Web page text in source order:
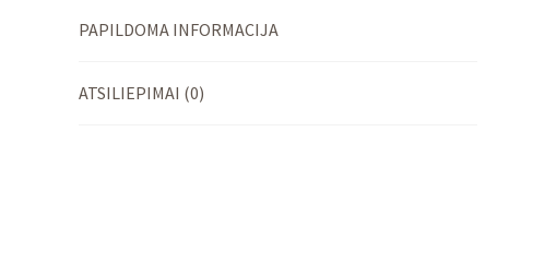
PAPILDOMA INFORMACIJA
ATSILIEPIMAI (0)